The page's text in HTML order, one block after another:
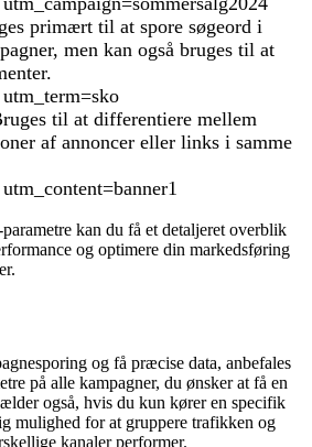
primært til at spore søgeord i
men kan også bruges til at
utm_term=sko
til at differentiere mellem
af annoncer eller links i samme
utm_content=banner1
kan du få et detaljeret overblik
og optimere din markedsføring
og få præcise data, anbefales
på alle kampagner, du ønsker at få en
også, hvis du kun kører en specifik
mulighed for at gruppere trafikken og
kanaler performer.